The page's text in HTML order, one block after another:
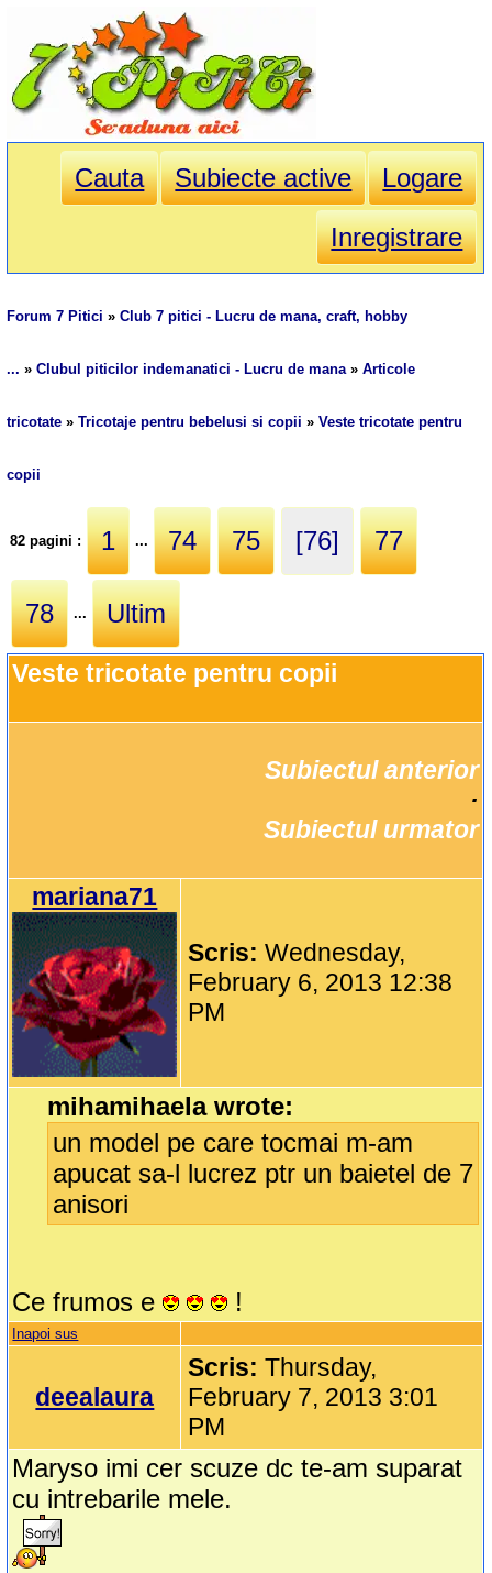
Cauta Subiecte active
Logare
Inregistrare
Forum 7 Pitici »Club 7 pitici - Lucru de mana, craft, hobby
... »Clubul piticilor indemanatici - Lucru de mana»Articole
tricotate »Tricotaje pentru bebelusi si copii »Veste tricotate pentru
copii
82 pagini : 1 ... 74 75 [76] 77
78 ... Ultim
Veste tricotate pentru copii
Subiectul anterior
Subiectul urmator
mariana71
Scris:Wednesday,
February 6, 2013 12:38
PM
mihamihaela wrote:
un model pe care tocmai m-am
apucat sa-l lucrez ptr un baietel de 7
anisori
Ce frumos e !
Inapoi sus
deealaura
Scris:Thursday,
February 7, 2013 3:01
PM
Maryso imi cer scuze dc te-am suparat
cu intrebarile mele.